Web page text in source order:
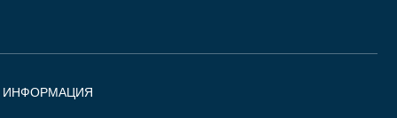
ИНФОРМАЦИЯ